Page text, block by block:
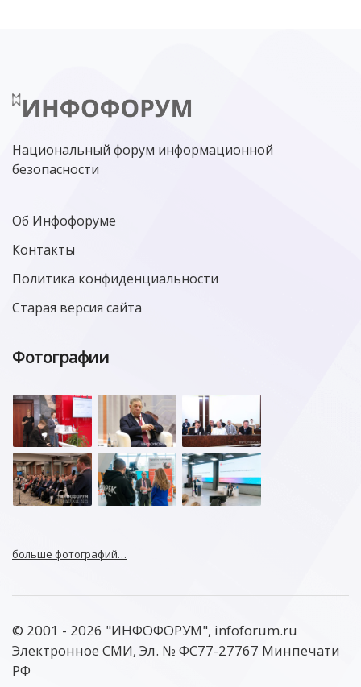
МИНЦИФРЫ РОССИИ NGFW
Национальный форум информационной
безопасности
Об Инфофоруме
Контакты
Политика конфиденциальности
Старая версия сайта
Фотографии
больше фотографий…
© 2001 - 2026 "ИНФОФОРУМ", infoforum.ru
Электронное СМИ, Эл. № ФС77-27767 Минпечати
РФ